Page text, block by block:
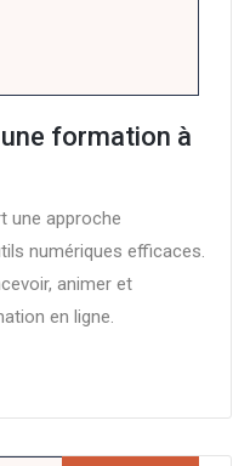
formation à
une approche
numériques efficaces.
animer et
en ligne.